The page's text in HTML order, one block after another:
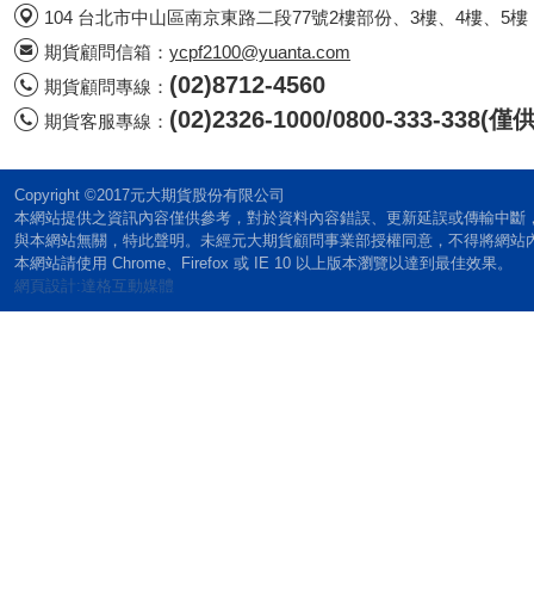
104 台北市中山區南京東路二段77號2樓部份、3樓、4樓、5樓
期貨顧問信箱： ycpf2100@yuanta.com
期貨顧問專線： (02)8712-4560
期貨客服專線： (02)2326-1000/0800-333-338(僅
Copyright ©2017元大期貨股份有限公司
本網站提供之資訊內容僅供參考，對於資料內容錯誤、更新延誤或傳輸中
與本網站無關，特此聲明。未經元大期貨顧問事業部授權同意，不得將網站
本網站請使用 Chrome、Firefox 或 IE 10 以上版本瀏覽以達到最佳效果。
網頁設計:達格互動媒體